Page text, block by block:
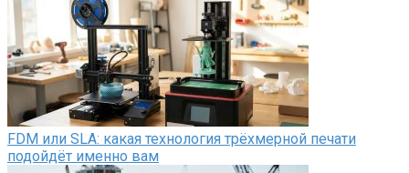
FDM или SLA: какая технология трёхмерной печати
подойдёт именно вам